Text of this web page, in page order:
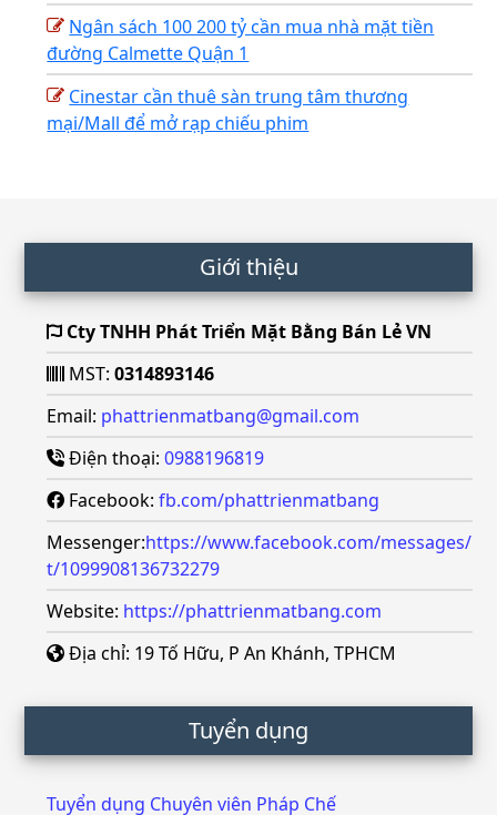
Ngân sách 100 200 tỷ cần mua nhà mặt tiền
đường Calmette Quận 1
Cinestar cần thuê sàn trung tâm thương
mại/Mall để mở rạp chiếu phim
Footer Giới thiệu
Cty TNHH Phát Triển Mặt Bằng Bán Lẻ VN
MST: 0314893146
Email: phattrienmatbang@gmail.com
Điện thoại: 0988196819
Facebook:fb.com/phattrienmatbang
Messenger:https://www.facebook.com/messages/
t/1099908136732279
Website: https://phattrienmatbang.com
Địa chỉ: 19 Tố Hữu, P An Khánh, TPHCM
Tuyển dụng
Tuyển dụng Chuyên viên Pháp Chế